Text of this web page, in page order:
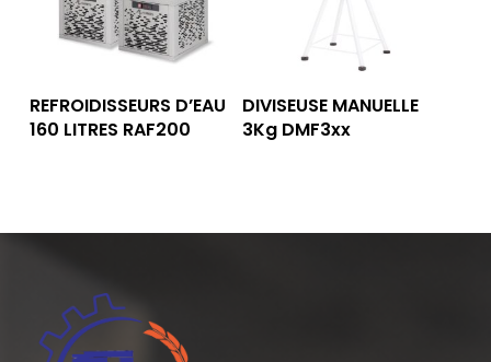
Lire La Suite
REFROIDISSEURS D’EAU
160 LITRES RAF200
Lire La Suite
DIVISEUSE MANUELLE
3Kg DMF3xx